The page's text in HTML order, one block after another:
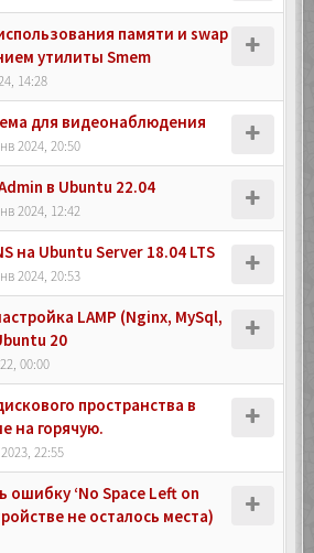
памяти и swap
утилиты Smem
14:28
для видеонаблюдения
2024, 20:50
в Ubuntu 22.04
2024, 12:42
на Ubuntu Server 18.04 LTS
2024, 20:53
LAMP (Nginx, MySql,
20
00:00
пространства в
на горячую.
22:55
ошибку ‘No Space Left on
не осталось места)